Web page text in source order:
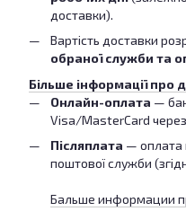
доставки).
Вартість доставки
обраної служби та
Більше інформації про
Онлайн-оплата —
Visa/MasterCard
Післяплата — оплата
поштової служби
Бальше информации